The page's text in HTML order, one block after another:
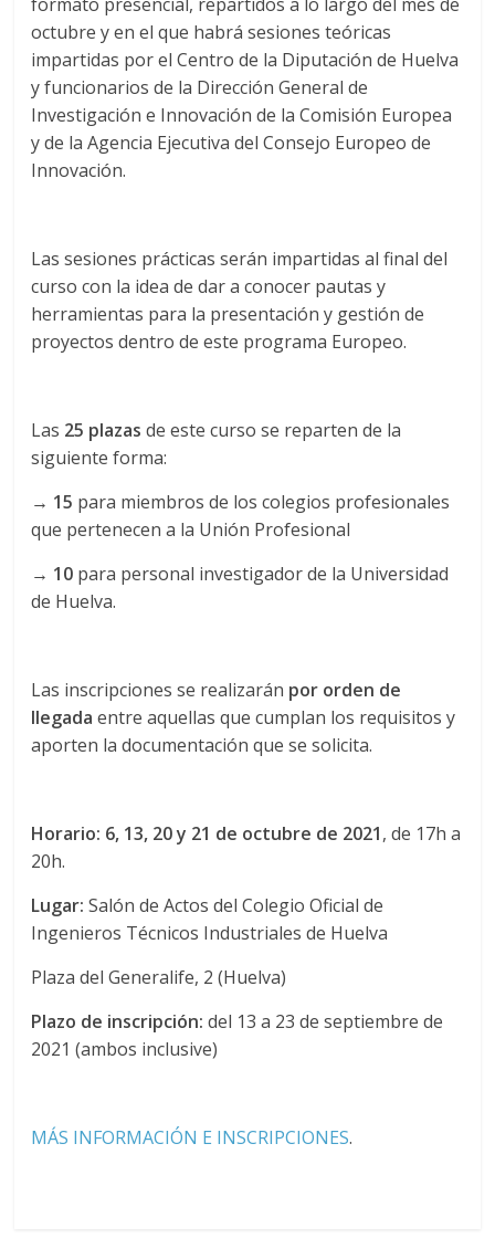
octubre y en el que habrá sesiones teóricas
impartidas por el Centro de la Diputación de Huelva
y funcionarios de la Dirección General de
Investigación e Innovación de la Comisión Europea
y de la Agencia Ejecutiva del Consejo Europeo de
Innovación.
Las sesiones prácticas serán impartidas al final del
curso con la idea de dar a conocer pautas y
herramientas para la presentación y gestión de
proyectos dentro de este programa Europeo.
Las 25 plazas de este curso se reparten de la
siguiente forma:
→ 15 para miembros de los colegios profesionales
que pertenecen a la Unión Profesional
→ 10 para personal investigador de la Universidad
de Huelva.
Las inscripciones se realizarán por orden de
llegada entre aquellas que cumplan los requisitos y
aporten la documentación que se solicita.
Horario: 6, 13, 20 y 21 de octubre de 2021, de 17h a
20h.
Lugar: Salón de Actos del Colegio Oficial de
Ingenieros Técnicos Industriales de Huelva
Plaza del Generalife, 2 (Huelva)
Plazo de inscripción: del 13 a 23 de septiembre de
2021 (ambos inclusive)
MÁS INFORMACIÓN E INSCRIPCIONES.